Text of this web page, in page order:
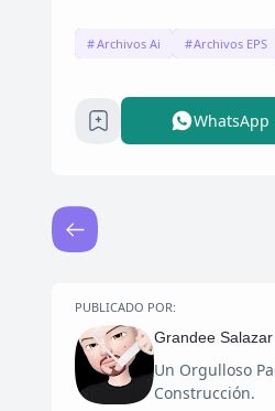
Archivos Ai Archivos EPS
WhatsApp
PUBLICADO POR:
Grandee Salazar
Un Orgulloso
Construcción.